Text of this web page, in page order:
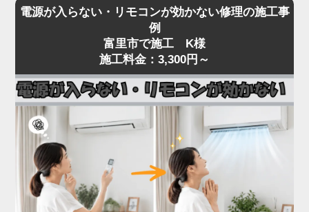
スクにもつながるため、初期段階での点検が肝心。
気になる音や振動があれば、お早めにご相談くださ
付いている」「冷房運転中に氷が張る」といった症
状は、冷媒ガスが漏れているサインです。
冷媒ガスは本来密閉系で循環しているため、減るこ
接続部（フレアナット）の緩み、配管自体のピンホ
ール、室内機の熱交換器からの微少漏れなどです。
実際の現場では、設置から10年以上経過したエアコ
ンで配管劣化によるガス漏れが多発しており、補充
だけでは数ヶ月で再発するため、漏れ箇所の特定・
修理が不可欠です。
「家電の達人」では、ガス漏れ点検（窒素加圧テス
電源が入らない・リモコンが効かない修理の施工事
例
富里市で施工 K様
施工料金：3,300円～